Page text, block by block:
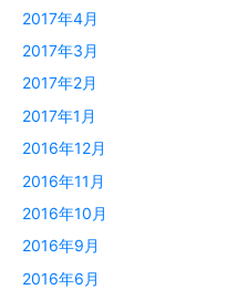
2017年4月
2017年3月
2017年2月
2017年1月
2016年12月
2016年11月
2016年10月
2016年9月
2016年6月